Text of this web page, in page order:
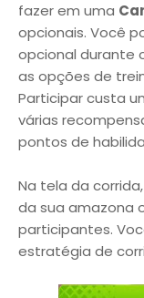
fazer em uma
opcionais. Você
opcional durante
as opções de
Participar custa
várias
pontos de
Na tela da
da sua amazona
participantes.
estratégia de